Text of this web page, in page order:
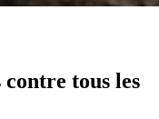
tous les